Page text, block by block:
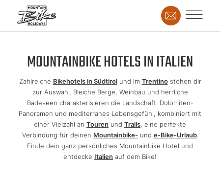
MOUNTAINBIKE HOTELS IN ITALIEN
Zahlreiche Bikehotels in Südtirolund im Trentinostehen dir
zur Auswahl. Bleiche Berge, Weinbau und herrliche
Badeseen charakterisieren die Landschaft. Dolomiten-
Panoramen und mediterranes Lebensgefühl, kombiniert mit
einer Vielzahl an Touren und Trails, eine perfekte
Verbindung für deinen Mountainbike-und e-Bike-Urlaub.
Finde dein ganz persönliches Mountainbike Hotel und
entdecke Italien auf dem Bike!